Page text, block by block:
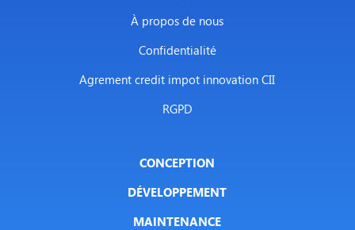
À propos de nous
Confidentialité
Agrement credit impot innovation CII
RGPD
CONCEPTION
DÉVELOPPEMENT
MAINTENANCE